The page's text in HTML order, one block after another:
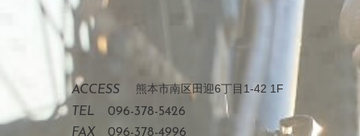
ACCESS 熊本市南区田迎6丁目1-42 1F
TEL
096-378-5426
FAX
096-378-4996